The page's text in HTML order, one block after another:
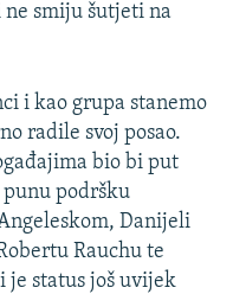
smiju šutjeti na
i kao grupa stanemo
radile svoj posao.
bio bi put
podršku
Danijeli
Rauchu te
je status još uvijek